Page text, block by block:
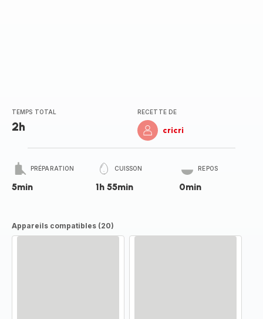
TEMPS TOTAL
2h
RECETTE DE
cricri
PRÉPARATION
5min
CUISSON
1h 55min
REPOS
0min
Appareils compatibles (20)